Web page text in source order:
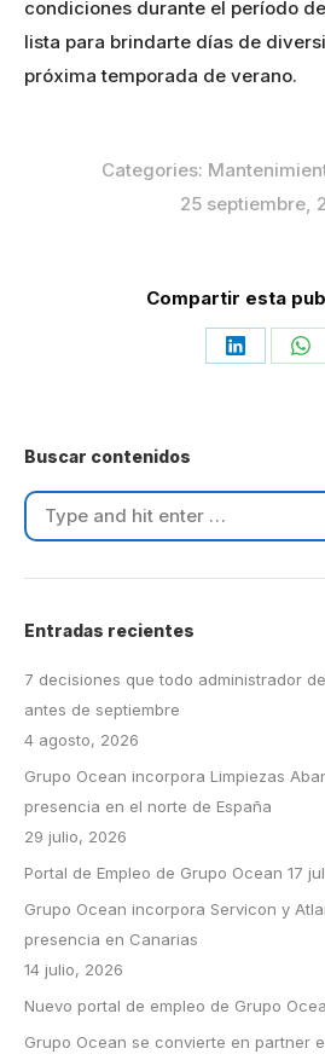
condiciones durante el período
lista para brindarte días de
próxima temporada de verano.
Categories:
25 septiembre,
Compartir esta
Share
Buscar contenidos
Search:
Entradas recientes
7 decisiones que todo administrador
antes de septiembre
4 agosto, 2026
Grupo Ocean incorpora Limpiezas
presencia en el norte de España
29 julio, 2026
Portal de Empleo de Grupo Ocean 17
Grupo Ocean incorpora Servicon y
presencia en Canarias
14 julio, 2026
Nuevo portal de empleo de Grupo
Grupo Ocean se convierte en partner